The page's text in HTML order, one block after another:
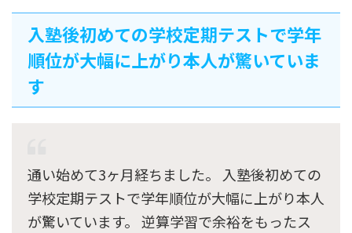
入塾後初めての学校定期テストで学年
順位が大幅に上がり本人が驚いていま
す
通い始めて3ヶ月経ちました。 入塾後初めての
学校定期テストで学年順位が大幅に上がり本人
が驚いています。 逆算学習で余裕をもったス